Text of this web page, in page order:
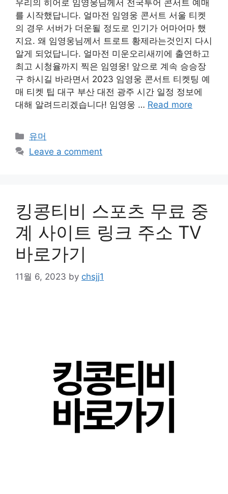
우리의 히어로 임영웅님께서 전국투어 콘서트 예매
를 시작했답니다. 얼마전 임영웅 콘서트 서울 티켓
의 경우 서버가 더운될 정도로 인기가 어마어마 했
지요. 왜 임영웅님께서 트로트 황제라는것인지 다시
알게 되었답니다. 얼마전 미운오리새끼에 출연하고
최고 시청율까지 찍은 임영웅! 앞으로 계속 승승장
구 하시길 바라면서 2023 임영웅 콘서트 티켓팅 예
매 티켓 팁 대구 부산 대전 광주 시간 일정 정보에
대해 알려드리겠습니다! 임영웅 … Read more
Categories
유머
Leave a comment
킹콩티비 스포츠 무료 중
계 사이트 링크 주소 TV
바로가기
11월 6, 2023 by chsjj1